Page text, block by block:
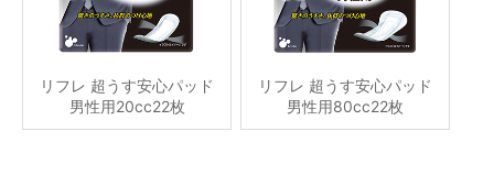
リフレ 超うす安心パッド
男性用20cc22枚
リフレ 超うす安心パッド
男性用80cc22枚